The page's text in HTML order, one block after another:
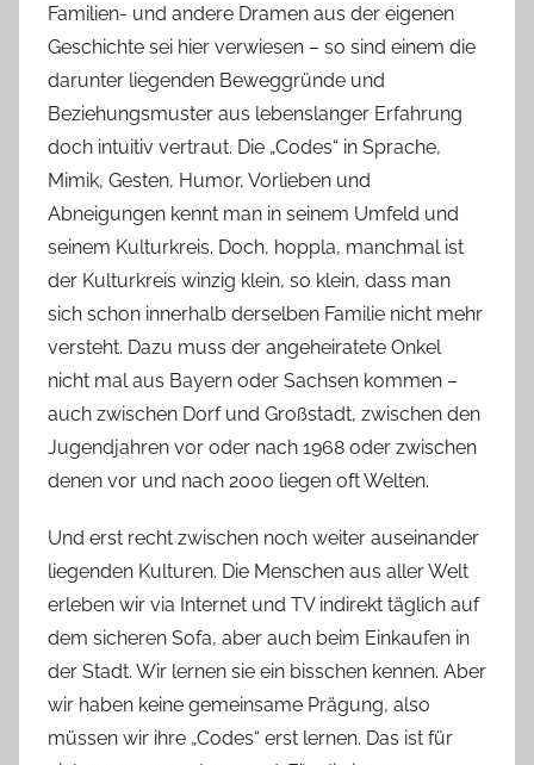
Familien- und andere Dramen aus der eigenen
Geschichte sei hier verwiesen – so sind einem die
darunter liegenden Beweggründe und
Beziehungsmuster aus lebenslanger Erfahrung
doch intuitiv vertraut. Die „Codes“ in Sprache,
Mimik, Gesten, Humor, Vorlieben und
Abneigungen kennt man in seinem Umfeld und
seinem Kulturkreis. Doch, hoppla, manchmal ist
der Kulturkreis winzig klein, so klein, dass man
sich schon innerhalb derselben Familie nicht mehr
versteht. Dazu muss der angeheiratete Onkel
nicht mal aus Bayern oder Sachsen kommen –
auch zwischen Dorf und Großstadt, zwischen den
Jugendjahren vor oder nach 1968 oder zwischen
denen vor und nach 2000 liegen oft Welten.
Und erst recht zwischen noch weiter auseinander
liegenden Kulturen. Die Menschen aus aller Welt
erleben wir via Internet und TV indirekt täglich auf
dem sicheren Sofa, aber auch beim Einkaufen in
der Stadt. Wir lernen sie ein bisschen kennen. Aber
wir haben keine gemeinsame Prägung, also
müssen wir ihre „Codes“ erst lernen. Das ist für